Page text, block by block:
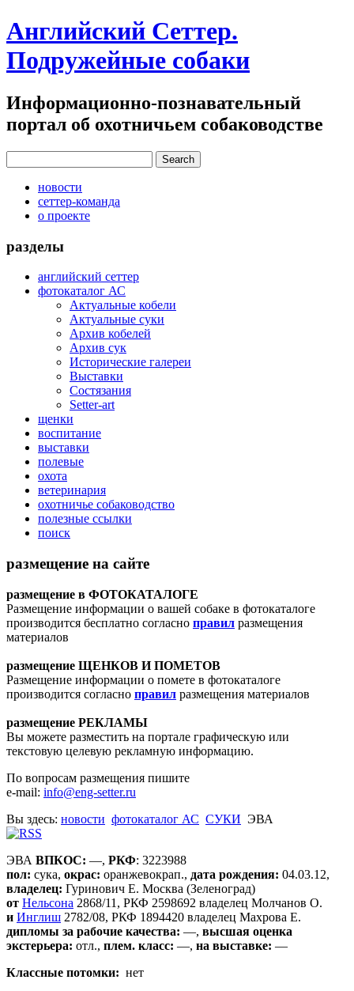
Английский Сеттер.
Подружейные собаки
Информационно-познавательный
портал об охотничьем собаководстве
новости
сеттер-команда
о проекте
разделы
английский сеттер
фотокаталог АС
Актуальные кобели
Актуальные суки
Архив кобелей
Архив сук
Исторические галереи
Выставки
Состязания
Setter-art
щенки
воспитание
выставки
полевые
охота
ветеринария
охотничье собаководство
полезные ссылки
поиск
размещение на сайте
размещение в ФОТОКАТАЛОГЕ
Размещение информации о вашей собаке в фотокаталоге
производится бесплатно согласно правил размещения
материалов
размещение ЩЕНКОВ И ПОМЕТОВ
Размещение информации о помете в фотокаталоге
производится согласно правил размещения материалов
размещение РЕКЛАМЫ
Вы можете разместить на портале графическую или
текстовую целевую рекламную информацию.
По вопросам размещения пишите
e-mail: info@eng-setter.ru
Вы здесь: новости фотокаталог АС СУКИ ЭВА
ЭВА ВПКОС: —, РКФ: 3223988
пол: сука, окрас: оранжевокрап., дата рождения: 04.03.12,
владелец: Гуринович Е. Москва (Зеленоград)
от Нельсона 2868/11, РКФ 2598692 владелец Молчанов О.
и Инглиш 2782/08, РКФ 1894420 владелец Махрова Е.
дипломы за рабочие качества: —, высшая оценка
экстерьера: отл., плем. класс: —, на выставке: —
Классные потомки: нет